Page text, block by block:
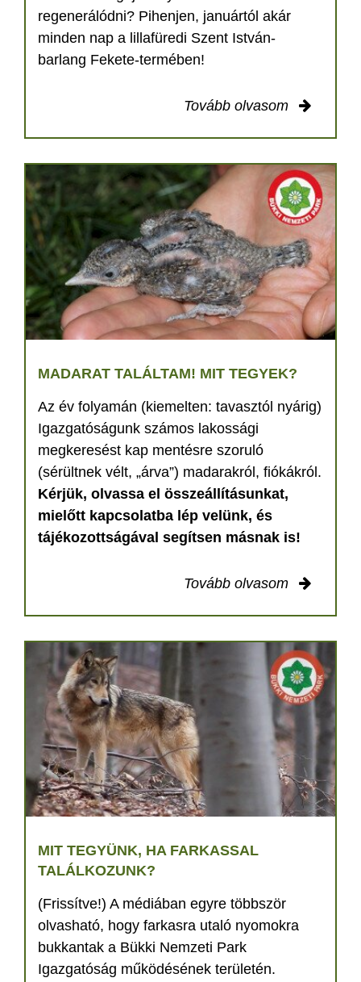
regenerálódni? Pihenjen, januártól akár
minden nap a lillafüredi Szent István-
barlang Fekete-termében!
Tovább olvasom
MADARAT TALÁLTAM! MIT TEGYEK?
Az év folyamán (kiemelten: tavasztól nyárig)
Igazgatóságunk számos lakossági
megkeresést kap mentésre szoruló
(sérültnek vélt, „árva”) madarakról, fiókákról.
Kérjük, olvassa el összeállításunkat,
mielőtt kapcsolatba lép velünk, és
tájékozottságával segítsen másnak is!
Tovább olvasom
MIT TEGYÜNK, HA FARKASSAL
TALÁLKOZUNK?
(Frissítve!) A médiában egyre többször
olvasható, hogy farkasra utaló nyomokra
bukkantak a Bükki Nemzeti Park
Igazgatóság működésének területén.